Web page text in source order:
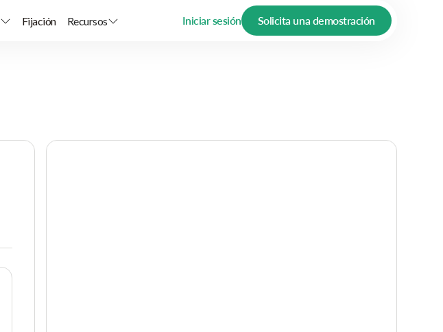
Fijación Recursos Iniciar sesión Solicita una demostración